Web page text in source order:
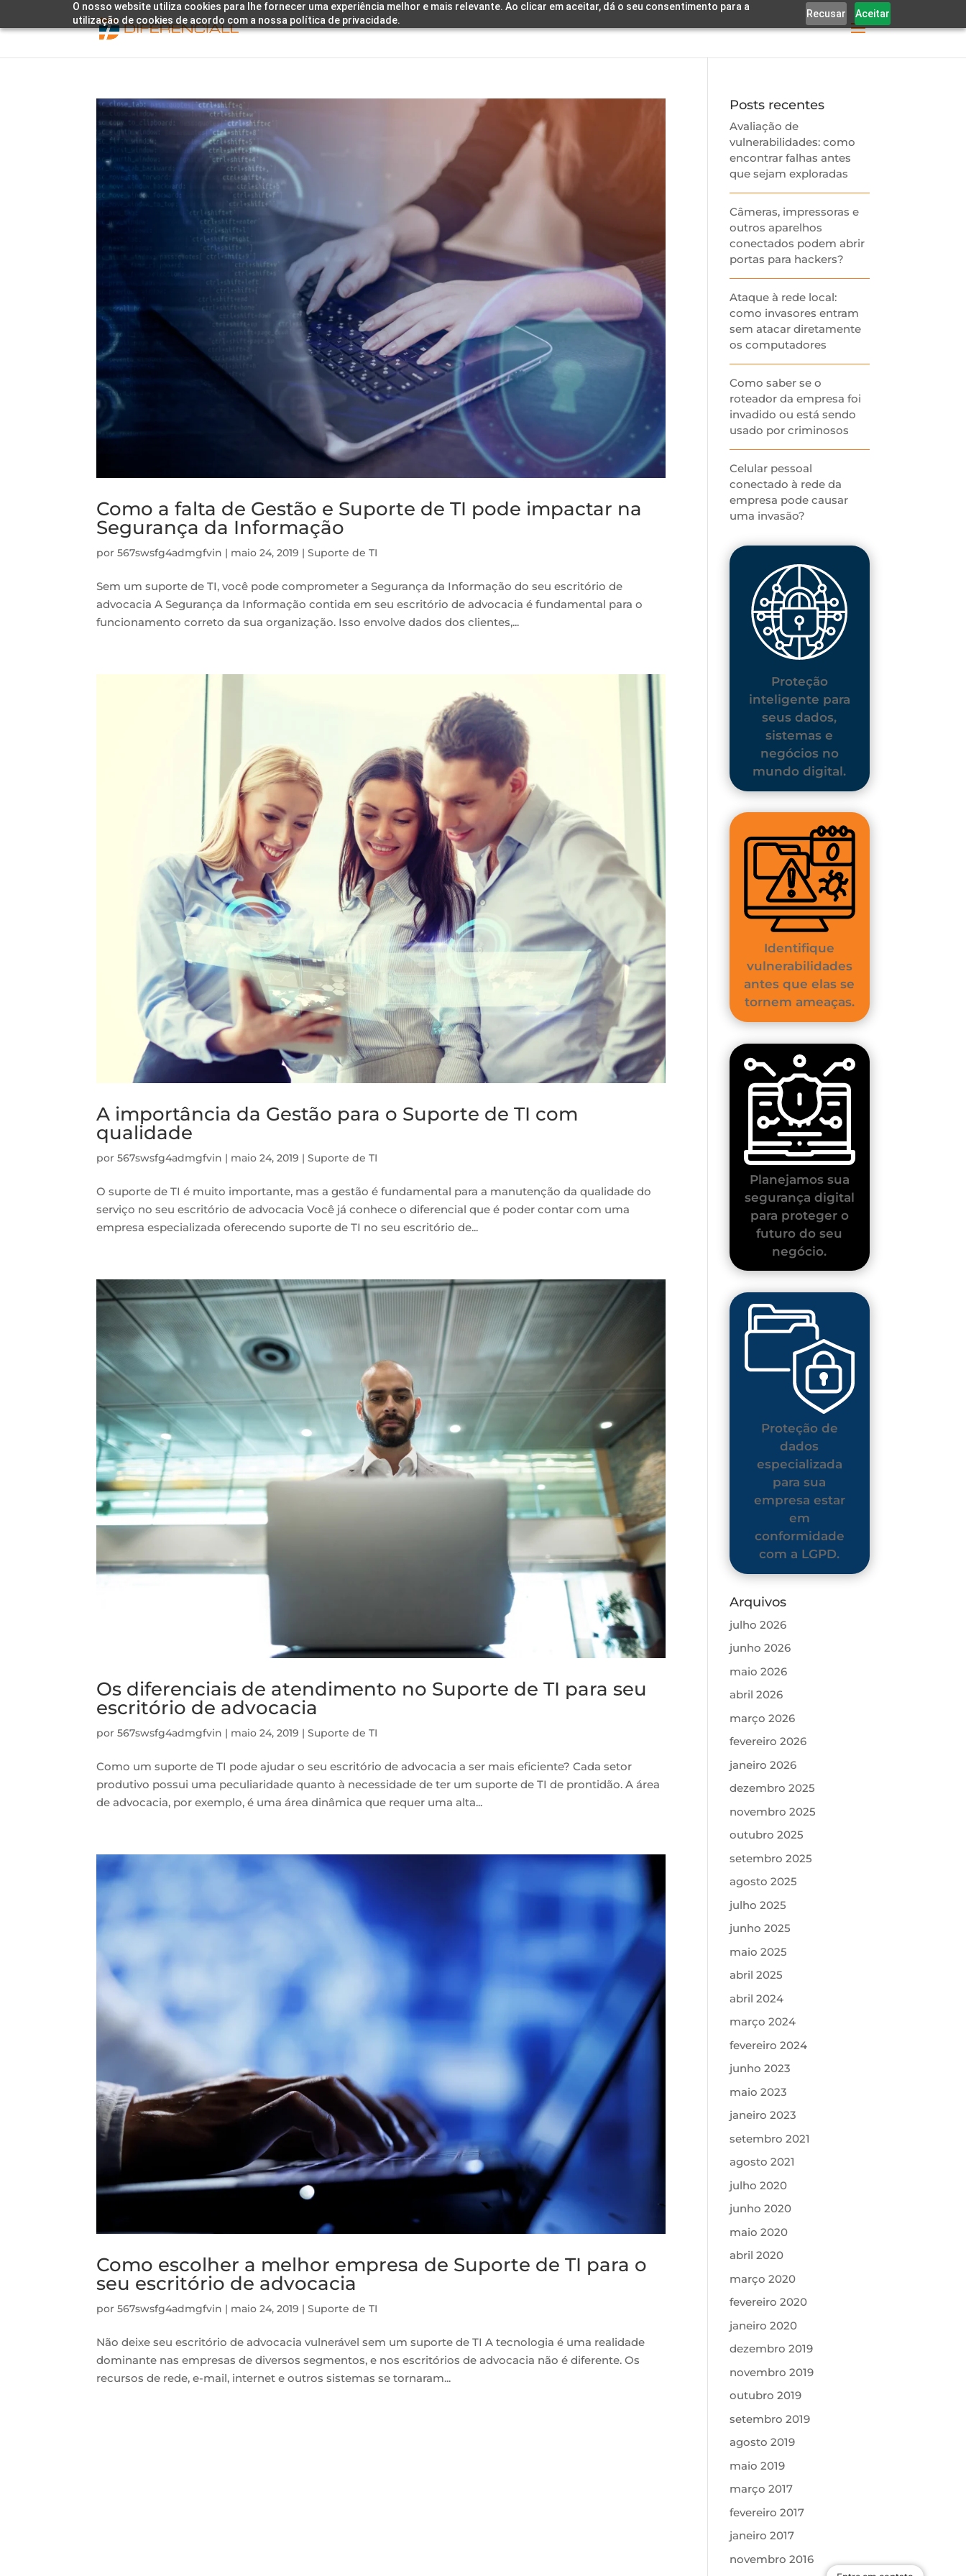
O nosso website utiliza cookies para lhe fornecer uma experiência melhor e mais relevante. Ao clicar em aceitar, dá o seu consentimento para a
utilização de cookies de acordo com a nossa política de privacidade.
Recusar Aceitar
Como a falta de Gestão e Suporte de TI pode impactar na
Segurança da Informação
por567swsfg4admgfvin | maio 24, 2019 |Suporte de TI
Sem um suporte de TI, você pode comprometer a Segurança da Informação do seu escritório de
advocacia A Segurança da Informação contida em seu escritório de advocacia é fundamental para o
funcionamento correto da sua organização. Isso envolve dados dos clientes,...
A importância da Gestão para o Suporte de TI com
qualidade
por567swsfg4admgfvin | maio 24, 2019 |Suporte de TI
O suporte de TI é muito importante, mas a gestão é fundamental para a manutenção da qualidade do
serviço no seu escritório de advocacia Você já conhece o diferencial que é poder contar com uma
empresa especializada oferecendo suporte de TI no seu escritório de...
Os diferenciais de atendimento no Suporte de TI para seu
escritório de advocacia
por567swsfg4admgfvin | maio 24, 2019 |Suporte de TI
Como um suporte de TI pode ajudar o seu escritório de advocacia a ser mais eficiente? Cada setor
produtivo possui uma peculiaridade quanto à necessidade de ter um suporte de TI de prontidão. A área
de advocacia, por exemplo, é uma área dinâmica que requer uma alta...
Como escolher a melhor empresa de Suporte de TI para o
seu escritório de advocacia
por567swsfg4admgfvin | maio 24, 2019 |Suporte de TI
Não deixe seu escritório de advocacia vulnerável sem um suporte de TI A tecnologia é uma realidade
dominante nas empresas de diversos segmentos, e nos escritórios de advocacia não é diferente. Os
recursos de rede, e-mail, internet e outros sistemas se tornaram...
Posts recentes
Avaliação de
vulnerabilidades: como
encontrar falhas antes
que sejam exploradas
Câmeras, impressoras e
outros aparelhos
conectados podem abrir
portas para hackers?
Ataque à rede local:
como invasores entram
sem atacar diretamente
os computadores
Como saber se o
roteador da empresa foi
invadido ou está sendo
usado por criminosos
Celular pessoal
conectado à rede da
empresa pode causar
uma invasão?
Proteção
inteligente para
seus dados,
sistemas e
negócios no
mundo digital.
Identifique
vulnerabilidades
antes que elas se
tornem ameaças.
Planejamos sua
segurança digital
para proteger o
futuro do seu
negócio.
Proteção de
dados
especializada
para sua
empresa estar
em
conformidade
com a LGPD.
Arquivos
julho 2026
junho 2026
maio 2026
abril 2026
março 2026
fevereiro 2026
janeiro 2026
dezembro 2025
novembro 2025
outubro 2025
setembro 2025
agosto 2025
julho 2025
junho 2025
maio 2025
abril 2025
abril 2024
março 2024
fevereiro 2024
junho 2023
maio 2023
janeiro 2023
setembro 2021
agosto 2021
julho 2020
junho 2020
maio 2020
abril 2020
março 2020
fevereiro 2020
janeiro 2020
dezembro 2019
novembro 2019
outubro 2019
setembro 2019
agosto 2019
maio 2019
março 2017
fevereiro 2017
janeiro 2017
novembro 2016